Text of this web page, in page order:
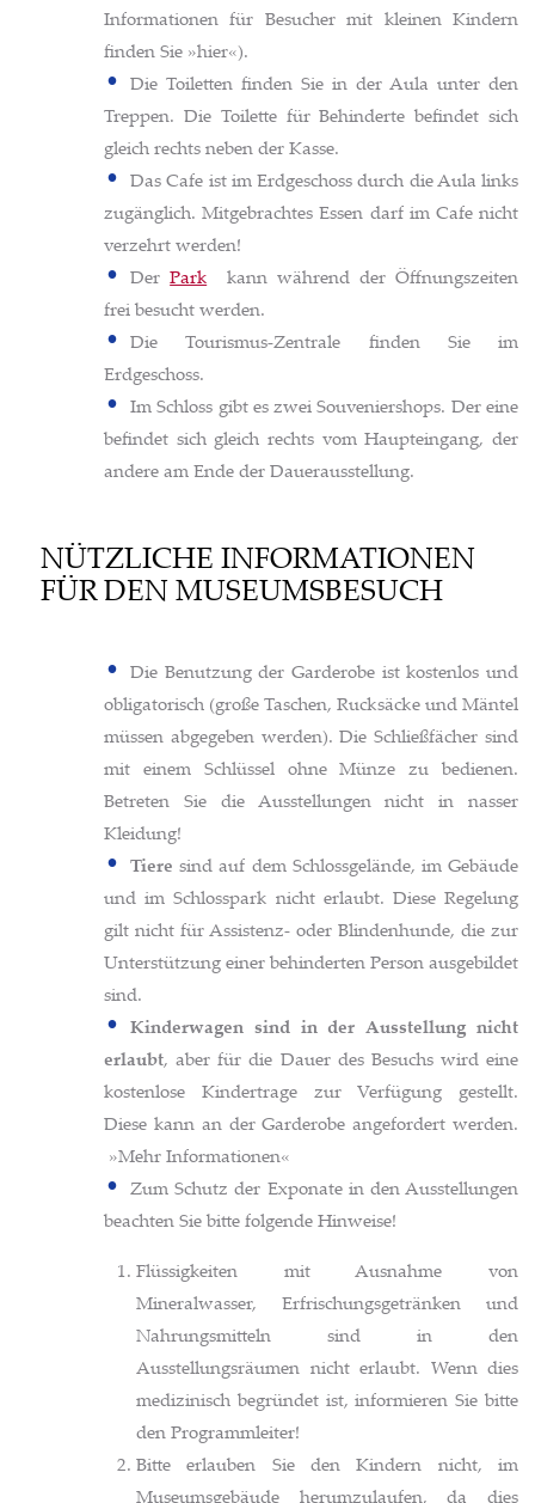
Informationen für Besucher mit kleinen Kindern
finden Sie »hier«).
Die Toiletten finden Sie in der Aula unter den
Treppen. Die Toilette für Behinderte befindet sich
gleich rechts neben der Kasse.
Das Cafe ist im Erdgeschoss durch die Aula links
zugänglich. Mitgebrachtes Essen darf im Cafe nicht
verzehrt werden!
DerPark kann während der Öffnungszeiten
frei besucht werden.
Die Tourismus-Zentrale finden Sie im
Erdgeschoss.
Im Schloss gibt es zwei Souveniershops. Der eine
befindet sich gleich rechts vom Haupteingang, der
andere am Ende der Dauerausstellung.
NÜTZLICHE INFORMATIONEN
FÜR DEN MUSEUMSBESUCH
Die Benutzung der Garderobe ist kostenlos und
obligatorisch (große Taschen, Rucksäcke und Mäntel
müssen abgegeben werden). Die Schließfächer sind
mit einem Schlüssel ohne Münze zu bedienen.
Betreten Sie die Ausstellungen nicht in nasser
Kleidung!
Tiere sind auf dem Schlossgelände, im Gebäude
und im Schlosspark nicht erlaubt. Diese Regelung
gilt nicht für Assistenz- oder Blindenhunde, die zur
Unterstützung einer behinderten Person ausgebildet
sind.
Kinderwagen sind in der Ausstellung nicht
erlaubt, aber für die Dauer des Besuchs wird eine
kostenlose Kindertrage zur Verfügung gestellt.
Diese kann an der Garderobe angefordert werden.
»Mehr Informationen«
Zum Schutz der Exponate in den Ausstellungen
beachten Sie bitte folgende Hinweise!
Flüssigkeiten mit Ausnahme von
Mineralwasser, Erfrischungsgetränken und
Nahrungsmitteln sind in den
Ausstellungsräumen nicht erlaubt. Wenn dies
medizinisch begründet ist, informieren Sie bitte
den Programmleiter!
Bitte erlauben Sie den Kindern nicht, im
Museumsgebäude herumzulaufen, da dies